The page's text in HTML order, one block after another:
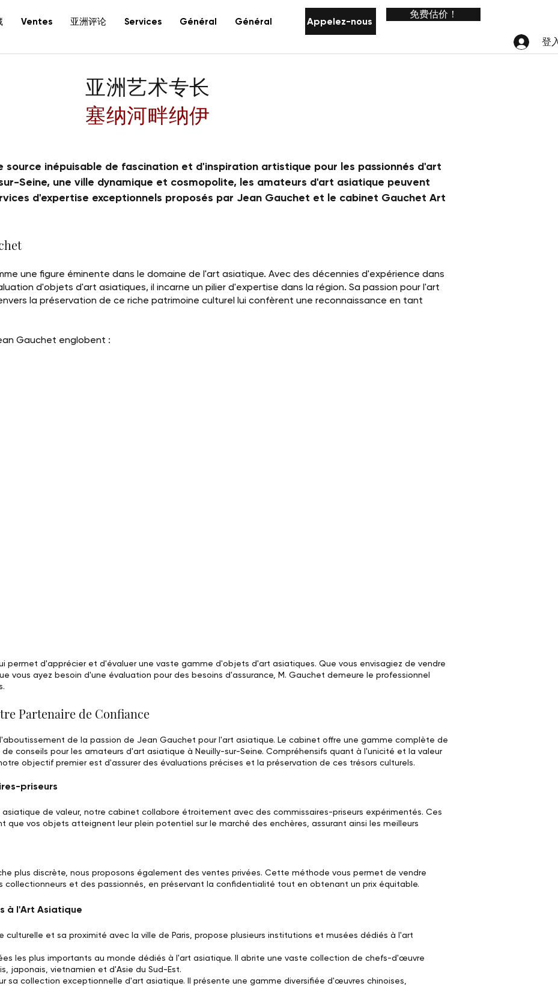
Ventes 亚洲评论 Services Général Général Général Général Général Général
Appelez-nous
免费估价！
登
亚洲艺术专长
塞纳河畔纳伊
source inépuisable de fascination et d'inspiration artistique pour les passionnés d'art
Seine, une ville dynamique et cosmopolite, les amateurs d'art asiatique peuvent
d'expertise exceptionnels proposés par Jean Gauchet et le cabinet Gauchet Art
une figure éminente dans le domaine de l'art asiatique. Avec des décennies d'expérience dans
d'objets d'art asiatiques, il incarne un pilier d'expertise dans la région. Sa passion pour l'art
la préservation de ce riche patrimoine culturel lui confèrent une reconnaissance en tant
Gauchet englobent :
permet d'apprécier et d'évaluer une vaste gamme d'objets d'art asiatiques. Que vous envisagiez de vendre
vous ayez besoin d'une évaluation pour des besoins d'assurance, M. Gauchet demeure le professionnel
Partenaire de Confiance
de la passion de Jean Gauchet pour l'art asiatique. Le cabinet offre une gamme complète de
conseils pour les amateurs d'art asiatique à Neuilly-sur-Seine. Compréhensifs quant à l'unicité et la valeur
objectif premier est d'assurer des évaluations précises et la préservation de ces trésors culturels.
priseurs
asiatique de valeur, notre cabinet collabore étroitement avec des commissaires-priseurs expérimentés. Ces
que vos objets atteignent leur plein potentiel sur le marché des enchères, assurant ainsi les meilleurs
plus discrète, nous proposons également des ventes privées. Cette méthode vous permet de vendre
et des passionnés, en préservant la confidentialité tout en obtenant un prix équitable.
à l'Art Asiatique
culturelle et sa proximité avec la ville de Paris, propose plusieurs institutions et musées dédiés à l'art
les plus importants au monde dédiés à l'art asiatique. Il abrite une vaste collection de chefs-d'œuvre
japonais, vietnamien et d'Asie du Sud-Est.
sa collection exceptionnelle d'art asiatique. Il présente une gamme diversifiée d'œuvres chinoises,